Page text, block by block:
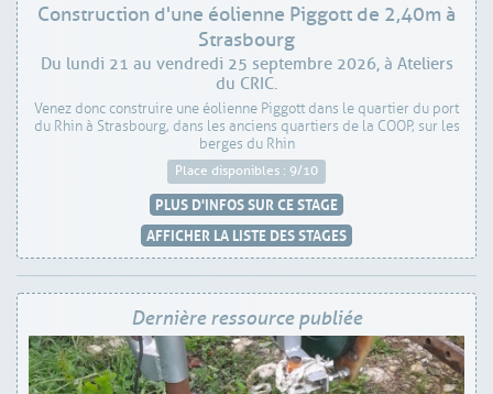
Construction d'une éolienne Piggott de 2,40m à
Strasbourg
Du lundi 21 au vendredi 25 septembre 2026, à Ateliers
du CRIC.
Venez donc construire une éolienne Piggott dans le quartier du port
du Rhin à Strasbourg, dans les anciens quartiers de la COOP, sur les
berges du Rhin
Place disponibles : 9/10
PLUS D'INFOS SUR CE STAGE
AFFICHER LA LISTE DES STAGES
Dernière ressource publiée